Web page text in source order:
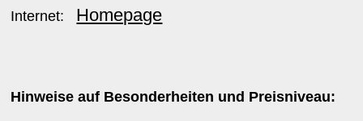
Internet: Homepage
Hinweise auf Besonderheiten und Preisniveau: